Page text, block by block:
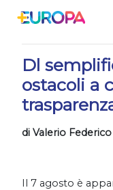
10/08/2020
Dl
ostacoli a
di Valerio
Il 7 agosto è